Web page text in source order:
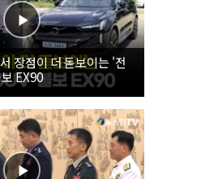
장점이 더 돋보이는 '전
EX90